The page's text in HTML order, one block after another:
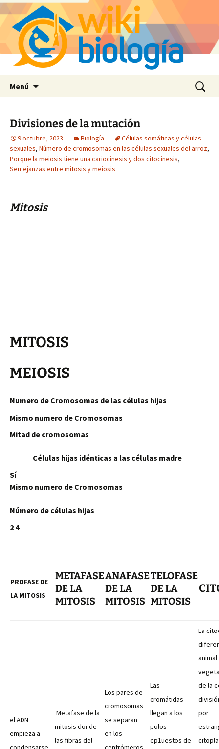
Menú Buscar:
Divisiones de la mutación
9 octubre, 2023 Biología
Células somáticas y células
sexuales, Número de cromosomas en las células sexuales del arroz,
Porque la meiosis tiene una cariocinesis y dos citocinesis,
Semejanzas entre mitosis y meiosis
Mitosis
MITOSIS
MEIOSIS
Numero de Cromosomas de las células hijas
Mismo numero de Cromosomas
Mitad de cromosomas
Células hijas idénticas a las células madre
Sí
Mismo numero de Cromosomas
Número de células hijas
2 4
PROFASE DE
LA MITOSIS
METAFASE
DE LA
MITOSIS
ANAFASE
DE LA
MITOSIS
TELOFASE
DE LA
MITOSIS
el ADN
empieza a
condensarse
Metafase de la
mitosis donde
las fibras del
Los pares de
cromosomas
se separan
en los
centrómeros
Las
cromátidas
llegan a los
polos
op1uestos de
La
animal
de la
por